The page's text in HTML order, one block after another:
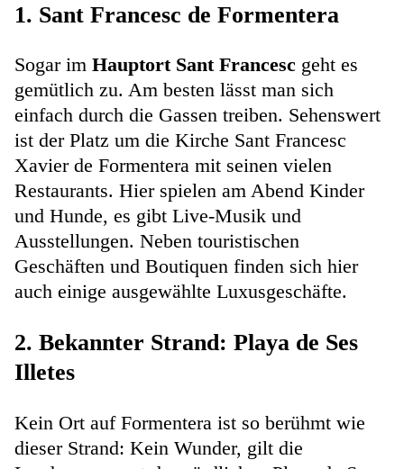
1. Sant Francesc de Formentera
Sogar im Hauptort Sant Francesc geht es
gemütlich zu. Am besten lässt man sich
einfach durch die Gassen treiben. Sehenswert
ist der Platz um die Kirche Sant Francesc
Xavier de Formentera mit seinen vielen
Restaurants. Hier spielen am Abend Kinder
und Hunde, es gibt Live-Musik und
Ausstellungen. Neben touristischen
Geschäften und Boutiquen finden sich hier
auch einige ausgewählte Luxusgeschäfte.
2. Bekannter Strand: Playa de Ses
Illetes
Kein Ort auf Formentera ist so berühmt wie
dieser Strand: Kein Wunder, gilt die